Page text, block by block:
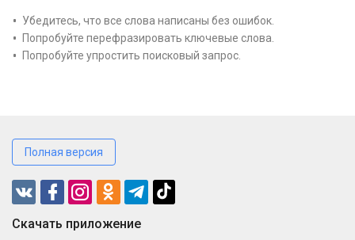
Убедитесь, что все слова написаны без ошибок.
Попробуйте перефразировать ключевые слова.
Попробуйте упростить поисковый запрос.
Полная версия
Cкачать приложение